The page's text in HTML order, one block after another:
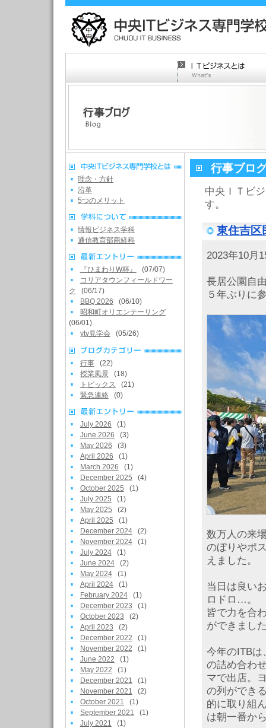
行事ブロ
中央ＩＴビ
す。
東住吉区
2023年10月
長居公園自
５年ぶりに
数万人の来
のぼりやポ
えました。
当日は良い
ロドロ…。
皆で力を合
ができまし
今年のITBは
の詰め合わ
マで出店。
の列ができ
的に取り組
は朝一番か
理念・方針
沿革
5つのメリット
情報ビジネス学科
通信教育部商経科
『ひまわりW杯』
(07/07)
コリアタウンフィールドワー
ク
(06/17)
BBQ 2026
(06/10)
昭和町オリエンテーリング
(06/01)
ytv見学会
(05/26)
行事
(22)
授業風景
(18)
トピックス
(21)
緊急連絡
(0)
July 2026
(1)
June 2026
(3)
May 2026
(3)
April 2026
(1)
March 2026
(1)
December 2025
(4)
October 2025
(1)
July 2025
(1)
May 2025
(2)
April 2025
(1)
December 2024
(2)
November 2024
(1)
July 2024
(1)
June 2024
(2)
May 2024
(1)
April 2024
(1)
February 2024
(1)
December 2023
(1)
October 2023
(2)
April 2023
(2)
December 2022
(1)
November 2022
(1)
June 2022
(1)
May 2022
(1)
December 2021
(1)
November 2021
(2)
October 2021
(1)
September 2021
(1)
July 2021
(1)